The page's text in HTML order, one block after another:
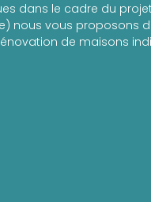
dans le cadre du projet
nous vous proposons
de maisons